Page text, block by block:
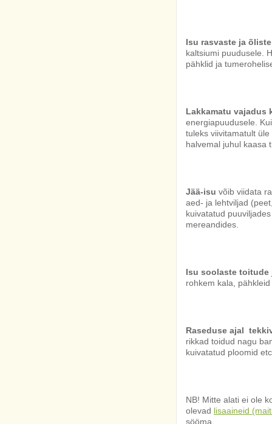
Isu rasvaste ja
kaltsiumi puudusele.
pähklid ja
Lakkamatu vajadus
energiapuudusele.
tuleks viivitamatult
halvemal juhul kaasa
Jää-isu võib viidata
aed- ja lehtviljad
kuivatatud
mereandides.
Isu soolaste toitude
rohkem kala,
Raseduse ajal
rikkad toidud nagu
kuivatatud ploomid
NB! Mitte alati ei ole
olevad lisaaineid
sööma.